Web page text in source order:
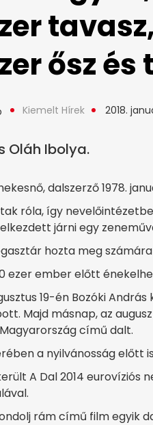
ősz és
Kiemelt Hírek 2018.
Oláh Ibolya.
dalszerző 1978.
róla, így
járni egy
hozta meg
ezer ember előtt
19-én Bozóki
Majd másnap, az
című dalt.
a nyilvánosság előtt
A Dal 2014 eurovíziós
rám című film egyik